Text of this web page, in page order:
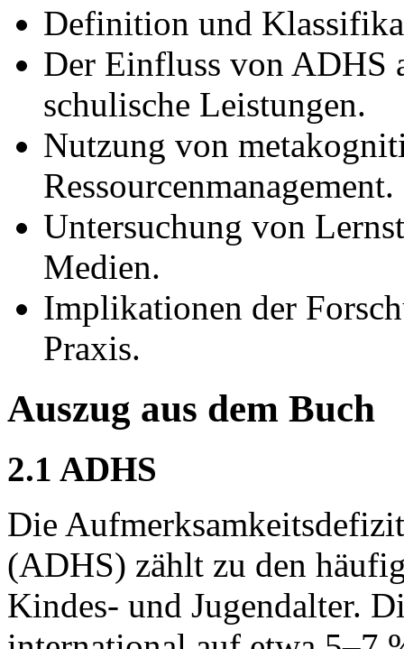
Definition und
Der Einfluss von ADHS
schulische Leistungen.
Nutzung von
Ressourcenmanagement.
Untersuchung von
Medien.
Implikationen der
Praxis.
Auszug aus dem Buch
2.1 ADHS
Die
(ADHS) zählt zu den
Kindes- und Jugendalter.